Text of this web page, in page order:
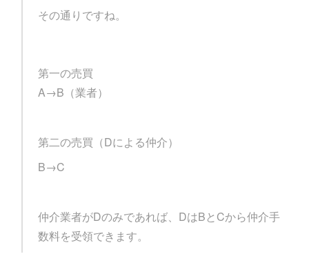
その通りですね。
第一の売買
A→B（業者）
第二の売買（Dによる仲介）
B→C
仲介業者がDのみであれば、DはBとCから仲介手
数料を受領できます。